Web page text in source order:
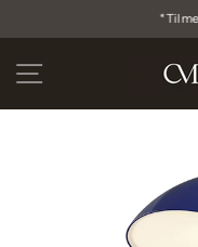
*Tilmeld dig vores
SIDE NAVIGATION